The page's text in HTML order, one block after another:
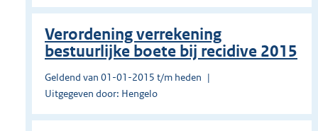
Verordening verrekening
bestuurlijke boete bij recidive 2015
Geldend van 01-01-2015 t/m heden
Uitgegeven door: Hengelo